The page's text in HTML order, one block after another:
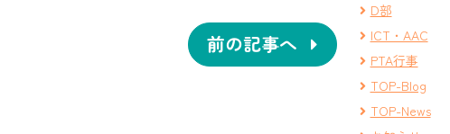
前の記事へ
D部
ICT・AAC
PTA行事
TOP-Blog
TOP-News